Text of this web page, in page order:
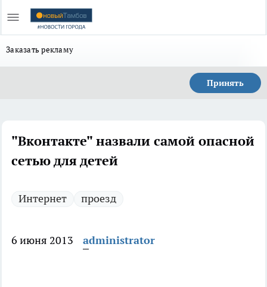
Заказать рекламу
Принять
"Вконтакте" назвали самой опасной
сетью для детей
Интернет проезд
6 июня 2013 administrator